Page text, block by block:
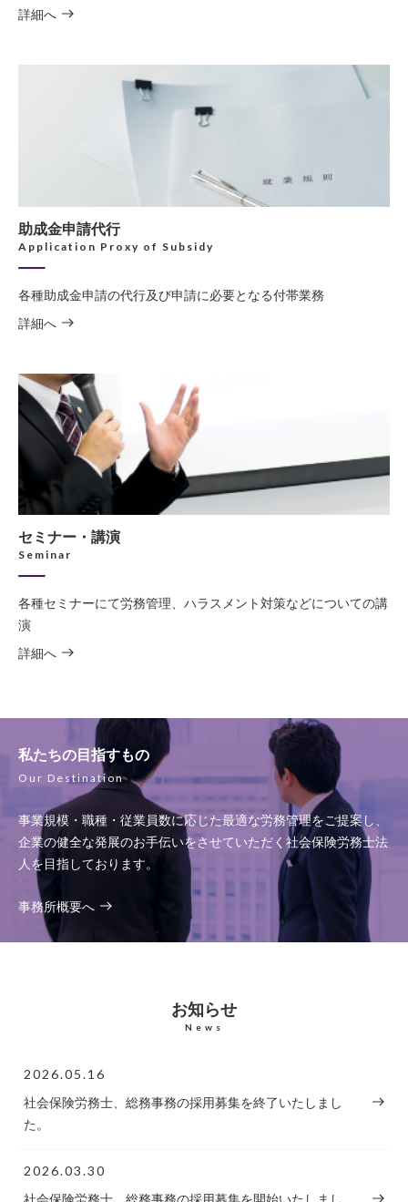
詳細へ
助成金申請代行
Application Proxy of Subsidy
各種助成金申請の代行及び申請に必要となる付帯業務
詳細へ
セミナー・講演
Seminar
各種セミナーにて労務管理、ハラスメント対策などについての講
演
詳細へ
私たちの目指すもの
Our Destination
事業規模・職種・従業員数に応じた最適な労務管理をご提案し、
企業の健全な発展のお手伝いをさせていただく社会保険労務士法
人を目指しております。
事務所概要へ
お知らせ
News
2026.05.16
社会保険労務士、総務事務の採用募集を終了いたしまし
た。
2026.03.30